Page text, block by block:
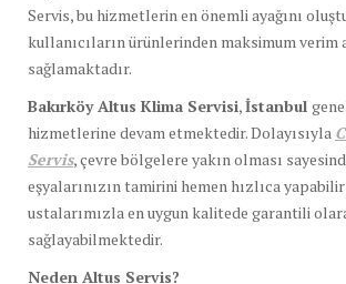
Servis, bu hizmetlerin en önemli ayağını
kullanıcıların ürünlerinden maksimum verim
sağlamaktadır.
Bakırköy Altus Klima Servisi,İstanbul
hizmetlerine devam etmektedir. Dolayısıyla
Servis, çevre bölgelere yakın olması
eşyalarınızın tamirini hemen hızlıca
ustalarımızla en uygun kalitede garantili
sağlayabilmektedir.
Neden Altus Servis?